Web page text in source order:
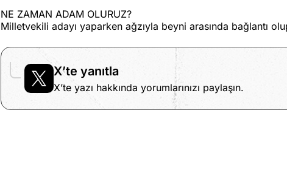
NE ZAMAN ADAM OLURUZ?
Milletvekili adayı yaparken ağzıyla beyni arasında bağlantı
X’te yanıtla
X’te yazı hakkında yorumlarınızı paylaşın.